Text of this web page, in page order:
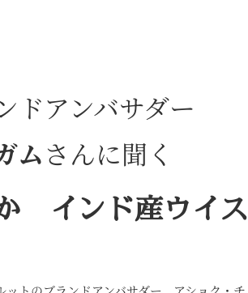
アンバサダー
ムさんに聞く
インド産ウイス